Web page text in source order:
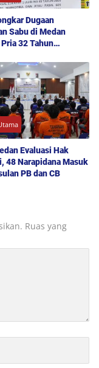
Dugaan
Sabu di Medan
32 Tahun
Evaluasi Hak
48 Narapidana Masuk
PB dan CB
Ruas yang